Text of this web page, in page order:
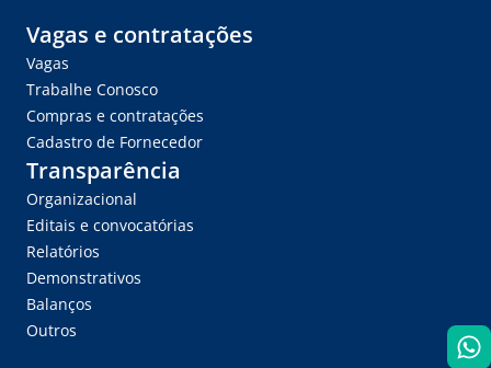
Vagas e contratações
Vagas
Trabalhe Conosco
Compras e contratações
Cadastro de Fornecedor
Transparência
Organizacional
Editais e convocatórias
Relatórios
Demonstrativos
Balanços
Outros